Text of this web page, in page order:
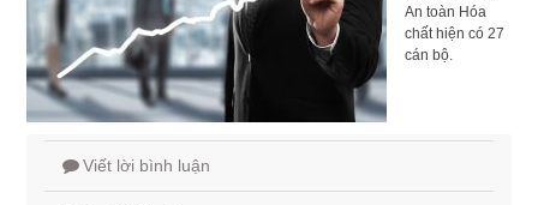
An toàn Hóa
chất hiện có 27
cán bộ.
Viết lời bình luận